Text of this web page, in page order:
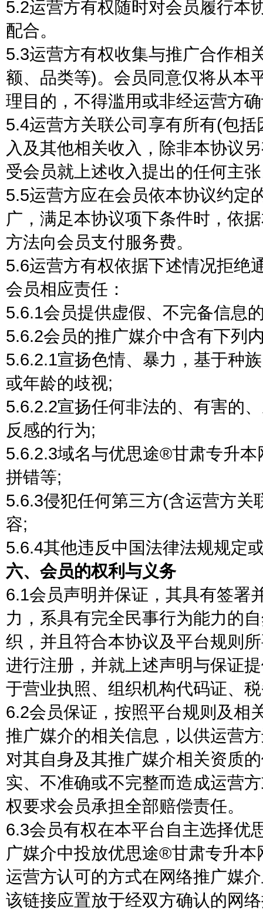
5.2运营方有权随时对会员履行本
配合。
5.3运营方有权收集与推广合作相
额、品类等)。会员同意仅将从本
理目的，不得滥用或非经运营方
5.4运营方关联公司享有所有(包
入及其他相关收入，除非本协议
受会员就上述收入提出的任何主
5.5运营方应在会员依本协议约定
广，满足本协议项下条件时，依
方法向会员支付服务费。
5.6运营方有权依据下述情况拒绝
会员相应责任：
5.6.1会员提供虚假、不完备信息
5.6.2会员的推广媒介中含有下列
5.6.2.1宣扬色情、暴力，基于种
或年龄的歧视;
5.6.2.2宣扬任何非法的、有害的
反感的行为;
5.6.2.3域名与优思途®甘肃专升
拼错等;
5.6.3侵犯任何第三方(含运营方
容;
5.6.4其他违反中国法律法规规定
六、会员的权利与义务
6.1会员声明并保证，其具有签署
力，系具有完全民事行为能力的
织，并且符合本协议及平台规则
进行注册，并就上述声明与保证
于营业执照、组织机构代码证、
6.2会员保证，按照平台规则及相
推广媒介的相关信息，以供运营
对其自身及其推广媒介相关资质
实、不准确或不完整而造成运营
权要求会员承担全部赔偿责任。
6.3会员有权在本平台自主选择优
广媒介中投放优思途®甘肃专升
运营方认可的方式在网络推广媒
该链接应置放于经双方确认的网